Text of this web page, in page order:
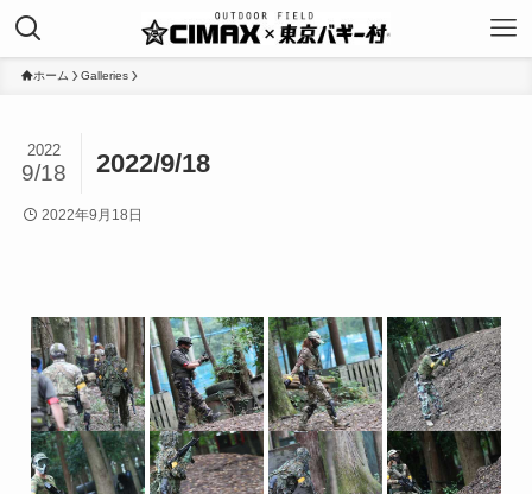
ホーム Galleries
2022/9/18
2022
9/18
2022年9月18日